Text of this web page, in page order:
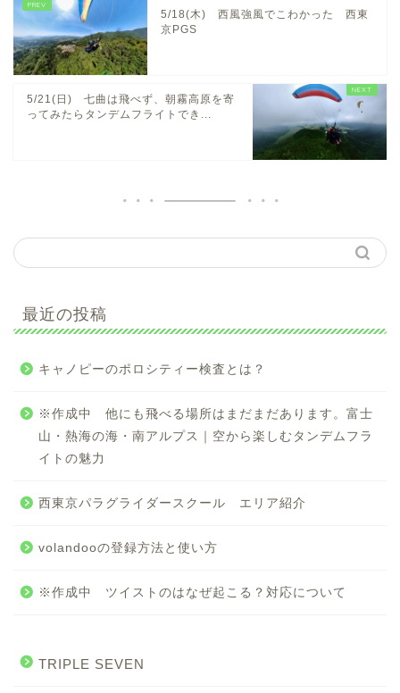
5/18(木) 西風強風でこわかった 西東
京PGS
5/21(日) 七曲は飛べず、朝霧高原を寄
ってみたらタンデムフライトでき...
最近の投稿
キャノピーのポロシティー検査とは？
※作成中 他にも飛べる場所はまだまだあります。富士
山・熱海の海・南アルプス｜空から楽しむタンデムフラ
イトの魅力
西東京パラグライダースクール エリア紹介
volandooの登録方法と使い方
※作成中 ツイストのはなぜ起こる？対応について
TRIPLE SEVEN